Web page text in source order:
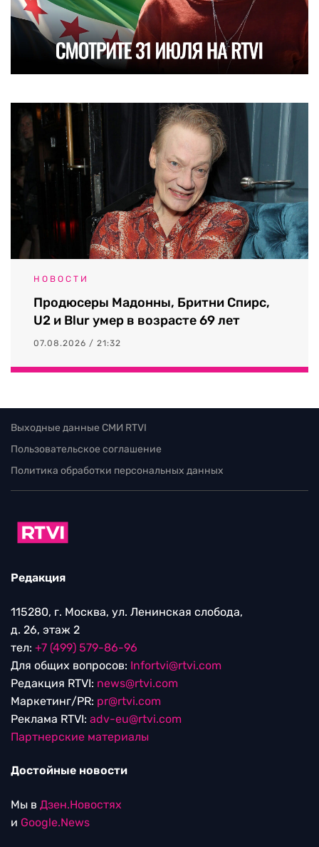
НОВОСТИ
Продюсеры Мадонны, Бритни Спирс,
U2 и Blur умер в возрасте 69 лет
07.08.2026 / 21:32
Выходные данные СМИ RTVI
Пользовательское соглашение
Политика обработки персональных данных
Редакция
115280, г. Москва, ул. Ленинская слобода,
д. 26, этаж 2
тел: +7 (499) 579-86-96
Для общих вопросов: Infortvi@rtvi.com
Редакция RTVI: news@rtvi.com
Маркетинг/PR: pr@rtvi.com
Реклама RTVI: adv-eu@rtvi.com
Партнерские материалы
Достойные новости
Мы в Дзен.Новостях
и Google.News